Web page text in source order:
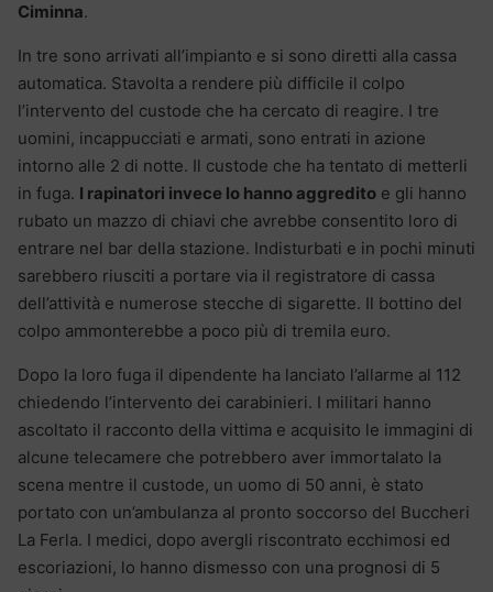
Ciminna.
In tre sono arrivati all’impianto e si sono diretti alla cassa
automatica. Stavolta a rendere più difficile il colpo
l’intervento del custode che ha cercato di reagire. I tre
uomini, incappucciati e armati, sono entrati in azione
intorno alle 2 di notte. Il custode che ha tentato di metterli
in fuga. I rapinatori invece lo hanno aggredito e gli hanno
rubato un mazzo di chiavi che avrebbe consentito loro di
entrare nel bar della stazione. Indisturbati e in pochi minuti
sarebbero riusciti a portare via il registratore di cassa
dell’attività e numerose stecche di sigarette. Il bottino del
colpo ammonterebbe a poco più di tremila euro.
Dopo la loro fuga il dipendente ha lanciato l’allarme al 112
chiedendo l’intervento dei carabinieri. I militari hanno
ascoltato il racconto della vittima e acquisito le immagini di
alcune telecamere che potrebbero aver immortalato la
scena mentre il custode, un uomo di 50 anni, è stato
portato con un’ambulanza al pronto soccorso del Buccheri
La Ferla. I medici, dopo avergli riscontrato ecchimosi ed
escoriazioni, lo hanno dismesso con una prognosi di 5